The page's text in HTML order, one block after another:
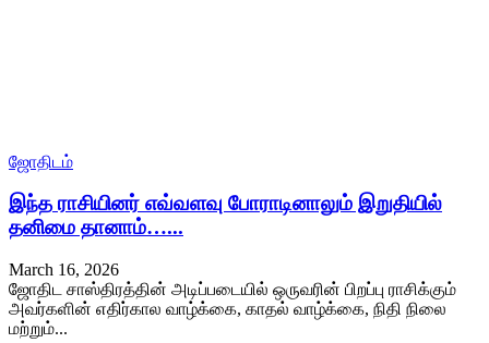
ஜோதிடம்
இந்த ராசியினர் எவ்வளவு போராடினாலும் இறுதியில்
தனிமை தானாம்…...
March 16, 2026
ஜோதிட சாஸ்திரத்தின் அடிப்படையில் ஒருவரின் பிறப்பு ராசிக்கும்
அவர்களின் எதிர்கால வாழ்க்கை, காதல் வாழ்க்கை, நிதி நிலை
மற்றும்...